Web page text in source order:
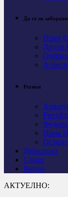
Да се не заборави
Први
Други
Регион
Црна
Остало
Дијаспора
Спорт
Видео
АКТУЕЛНО: